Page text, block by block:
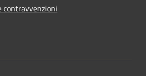
contravvenzioni